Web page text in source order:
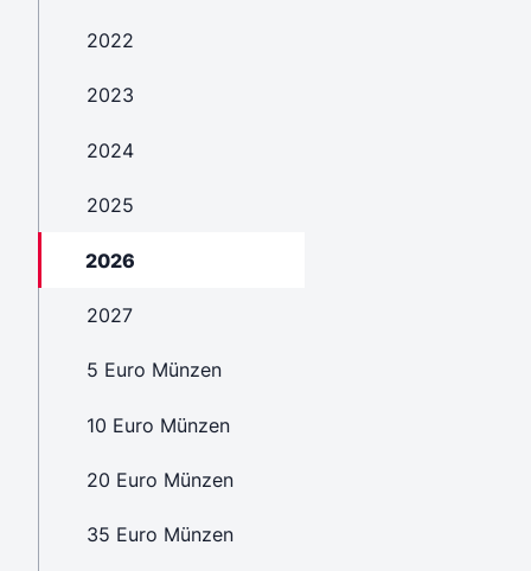
2022
2023
2024
2025
2026
2027
5 Euro Münzen
10 Euro Münzen
20 Euro Münzen
35 Euro Münzen